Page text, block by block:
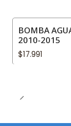
BOMBA
2010-2015
$17.991